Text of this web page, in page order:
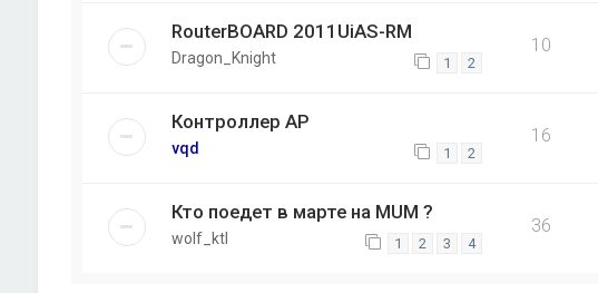
RouterBOARD 2011UiAS-RM
Dragon_Knight 1 2
10
Контроллер AP
vqd 1 2
16
Кто поедет в марте на MUM ?
wolf_ktl 1 2 3 4
36